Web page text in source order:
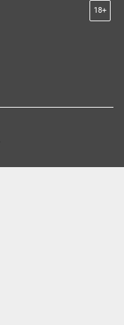
18+